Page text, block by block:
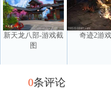
新天龙八部-游戏截
图
奇迹2游
0条评论